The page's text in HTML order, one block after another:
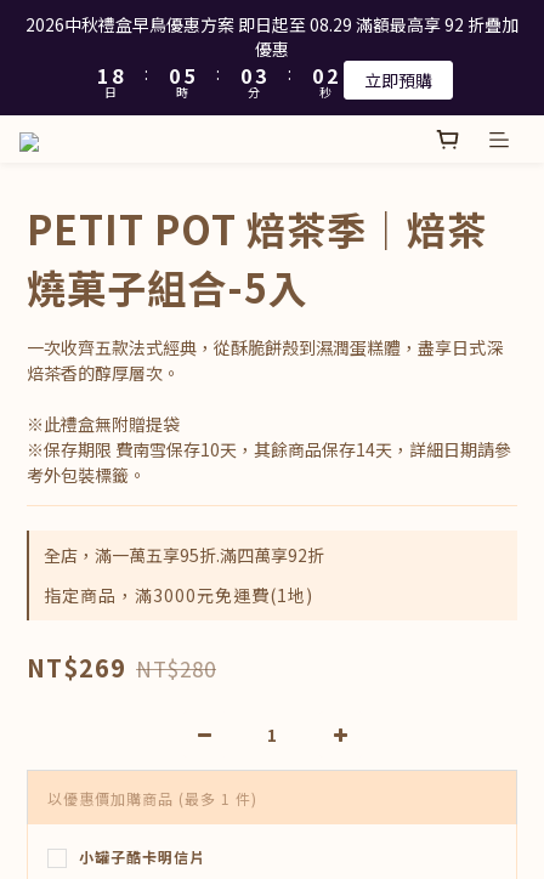
重要公告‼️ 小罐子中山門市 7/6起停止供應現賣(生日蛋糕、捲蛋
糕、巴斯克乳酪蛋糕、昭和布丁)，官網冷藏商品中山門市有開放
預訂取貨
2026中秋禮盒早鳥優惠方案 即日起至 08.29 滿額最高享 92 折疊加
優惠
3
1
0
8
7
3
0
日
:
2
0
7
5
4
0
時
:
2
0
5
4
3
2
分
:
2
0
3
1
0
秒 立即預購
重要公告‼️ 小罐子中山門市 7/6起停止供應現賣(生日蛋糕、捲蛋
PETIT POT 焙茶季｜焙茶
燒菓子組合-5入
一次收齊五款法式經典，從酥脆餅殼到濕潤蛋糕體，盡享日式深
焙茶香的醇厚層次。
※此禮盒無附贈提袋
※保存期限 費南雪保存10天，其餘商品保存14天，詳細日期請參
考外包裝標籤。
全店，滿一萬五享95折.滿四萬享92折
指定商品，滿3000元免運費(1地)
NT$269 NT$280
以優惠價加購商品 (最多 1 件)
小罐子酷卡明信片